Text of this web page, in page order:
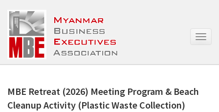
T
g
MBE Retreat (2026) Meeting Program & Beach
Cleanup Activity (Plastic Waste Collection)